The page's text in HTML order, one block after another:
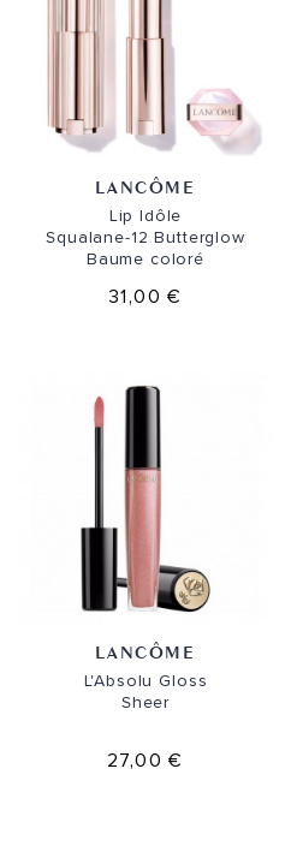
LANCÔME
Lip Idôle
Squalane-12 Butterglow
Baume coloré
31,00 €
LANCÔME
L'Absolu Gloss
Sheer
27,00 €